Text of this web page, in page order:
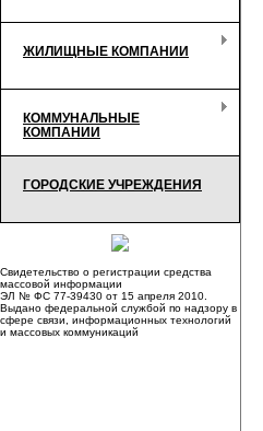
ЖИЛИЩНЫЕ КОМПАНИИ
КОММУНАЛЬНЫЕ
КОМПАНИИ
ГОРОДСКИЕ УЧРЕЖДЕНИЯ
Свидетельство о регистрации средства
массовой информации
ЭЛ № ФС 77-39430 от 15 апреля 2010.
Выдано федеральной службой по надзору в
сфере связи, информационных технологий
и массовых коммуникаций